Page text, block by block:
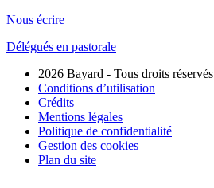
Nous écrire
Délégués en pastorale
2026 Bayard - Tous droits réservés
Conditions d’utilisation
Crédits
Mentions légales
Politique de confidentialité
Gestion des cookies
Plan du site